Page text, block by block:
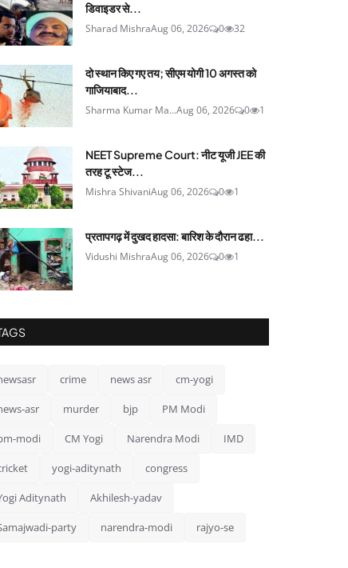
डिवाइडर से...
Sharad MishraAug 06, 2026 0 32
दो स्थान किए गए तय; सीएम योगी 10 अगस्त को
गाजियाबाद...
Sharma Kumar Ma...Aug 06, 2026 0 1
NEET Supreme Court: नीट यूजी JEE की
तरह टू स्टेज...
Mishra ShivaniAug 06, 2026 0 1
प्रतापगढ़ में दुखद हादसा: बारिश के दौरान ढहा...
Vidushi MishraAug 06, 2026 0 1
crime news asr cm-yogi
asr murder bjp PM Modi
modi CM Yogi Narendra Modi IMD
yogi-aditynath congress
Aditynath Akhilesh-yadav
party narendra-modi rajyo-se